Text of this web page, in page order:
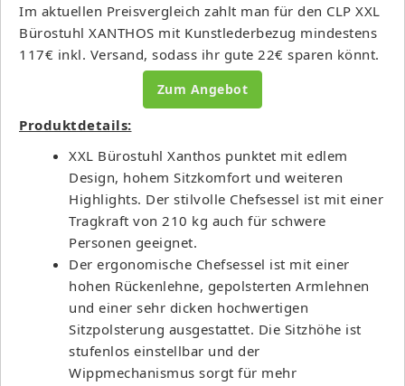
Im aktuellen Preisvergleich zahlt man für den CLP XXL
Bürostuhl XANTHOS mit Kunstlederbezug mindestens
117€ inkl. Versand, sodass ihr gute 22€ sparen könnt.
Zum Angebot
Produktdetails:
XXL Bürostuhl Xanthos punktet mit edlem
Design, hohem Sitzkomfort und weiteren
Highlights. Der stilvolle Chefsessel ist mit einer
Tragkraft von 210 kg auch für schwere
Personen geeignet.
Der ergonomische Chefsessel ist mit einer
hohen Rückenlehne, gepolsterten Armlehnen
und einer sehr dicken hochwertigen
Sitzpolsterung ausgestattet. Die Sitzhöhe ist
stufenlos einstellbar und der
Wippmechanismus sorgt für mehr